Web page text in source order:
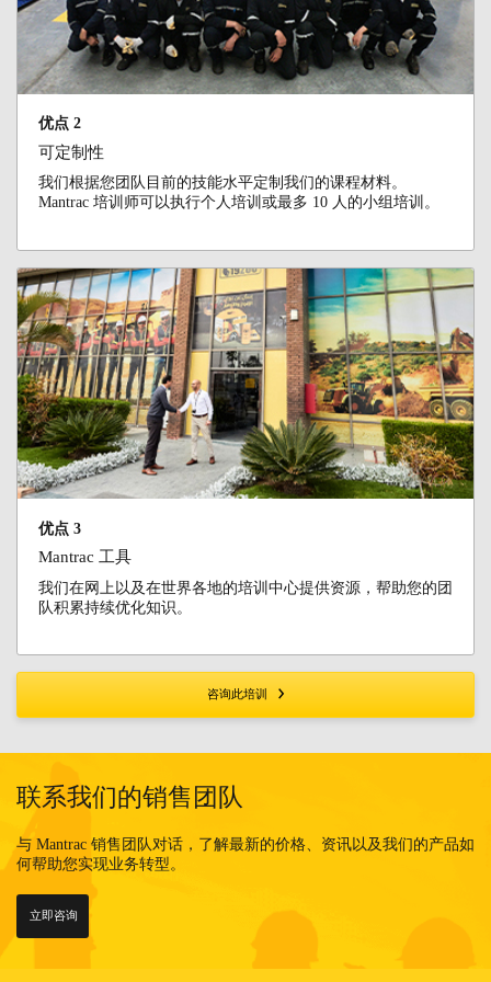
优点 2
可定制性
我们根据您团队目前的技能水平定制我们的课程材料。
Mantrac 培训师可以执行个人培训或最多 10 人的小组培训。
优点 3
Mantrac 工具
我们在网上以及在世界各地的培训中心提供资源，帮助您的团
队积累持续优化知识。
咨询此培训
联系我们的销售团队
与 Mantrac 销售团队对话，了解最新的价格、资讯以及我们的产品如
何帮助您实现业务转型。
立即咨询